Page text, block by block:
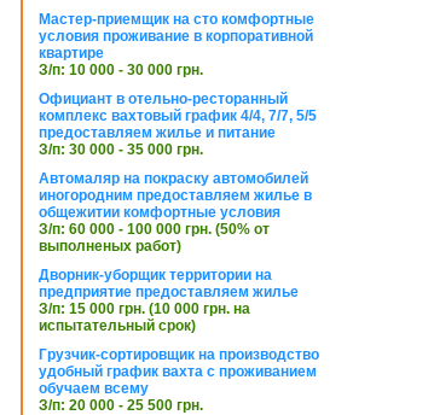
Мастер-приемщик на сто комфортные
условия проживание в корпоративной
квартире
З/п: 10 000 - 30 000 грн.
Официант в отельно-ресторанный
комплекс вахтовый график 4/4, 7/7, 5/5
предоставляем жилье и питание
З/п: 30 000 - 35 000 грн.
Автомаляр на покраску автомобилей
иногородним предоставляем жилье в
общежитии комфортные условия
З/п: 60 000 - 100 000 грн. (50% от
выполненых работ)
Дворник-уборщик территории на
предприятие предоставляем жилье
З/п: 15 000 грн. (10 000 грн. на
испытательный срок)
Грузчик-сортировщик на производство
удобный график вахта с проживанием
обучаем всему
З/п: 20 000 - 25 500 грн.